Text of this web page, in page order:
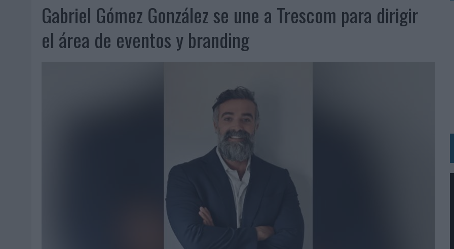
06/08/2026
SYSTEM1 NOMBRA A KIMBERLY BASTONI COMO NUEVA DIRECTORA COMERCIAL GLOBAL
06/08/2026
FRIGO Y UNIQLO LANZAN UNA COLECCIÓN PERSONALIZABLE INSPIRADA EN CORNETTO, CALIPPO Y SOLERO
06/08/2026 |
LA IA ESTÁ SUBIENDO EL LISTÓN DE LA CREATIVIDAD
LOPESAN HOTELS & RESORTS ACERCA EL PARAÍSO CANARIO EN SU ÚLTIMA CAMPAÑA INTERNACIONAL
LUIS ARQUILLOS (BURGO DE ARIAS): “LA CONSTRUCCIÓN DE MARCA A LARGO PLAZO Y LA MEDICIÓN SON DOS CARAS DE LA MISMA
‘EL PARAÍSO MÁS CERCA’, DE 22GRADOS PARA LOPESAN HOTELS & RESORTS
‘LA ÚNICA CERVEZA DEL MUNDO QUE SE DISFRUTA DOS VECES’, DE INUSUALY PARA CERVEZA CAPAZ
‘EL FÚTBOL SIN LAS PERSONAS’, DE DENTSU CREATIVE PARA ORANGE
CAPAZ, LA CERVEZA QUE CONVIERTE CADA BOTELLA EN UNA OPORTUNIDAD DE INCLUSIÓN
BABARIA Y MAXIBON SON ‘EL MATCH PERFECTO DEL VERANO’
AUDIBLE REIVINDICA EL PODER TRANSFORMADOR DEL AUDIO EN SU NUEVA CAMPAÑA GLOBAL DE MARCA
‘VUELVE EL FÚTBOL. VUELVE A SOÑAR’, DE VML PARA MOVISTAR
Gabriel Gómez González se une a Trescom para dirigir
el área de eventos y branding